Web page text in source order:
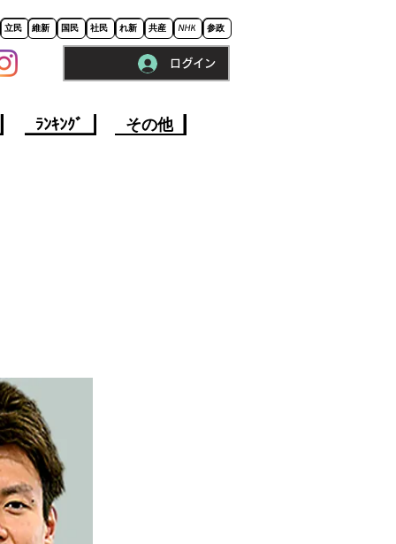
立民 維新 国民 社民 れ新 共産 NHK 参政
ログイン
ﾗﾝｷﾝｸﾞ その他